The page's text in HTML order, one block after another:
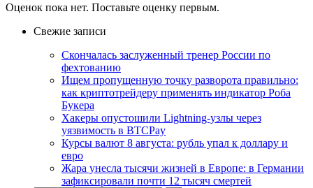
Оценок пока нет. Поставьте оценку первым.
Свежие записи
Скончалась заслуженный тренер России по
фехтованию
Ищем пропущенную точку разворота правильно:
как криптотрейдеру применять индикатор Роба
Букера
Хакеры опустошили Lightning-узлы через
уязвимость в BTCPay
Курсы валют 8 августа: рубль упал к доллару и
евро
Жара унесла тысячи жизней в Европе: в Германии
зафиксировали почти 12 тысяч смертей